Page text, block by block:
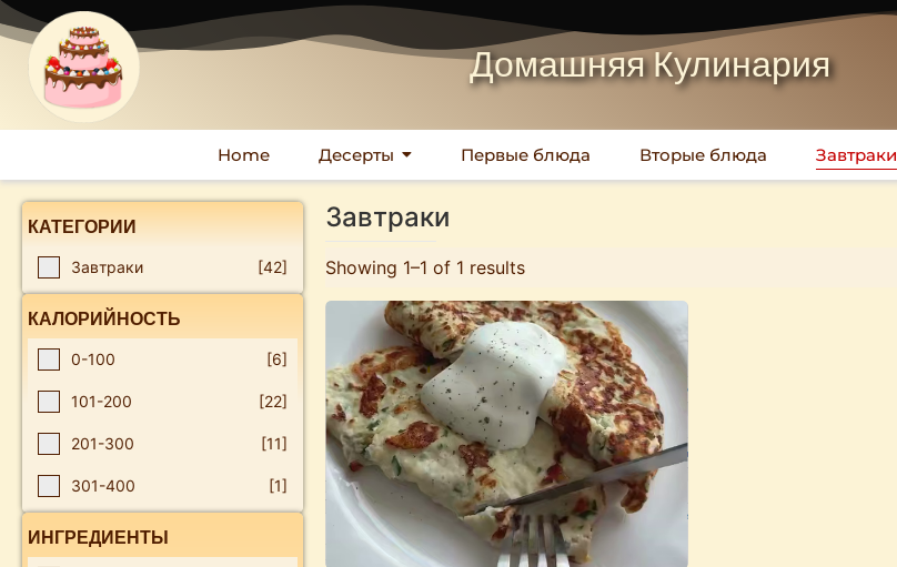
Домашняя Кулинария
Home Десерты Первые блюда Вторые блюда Завтраки
КАТЕГОРИИ
Завтраки [42]
КАЛОРИЙНОСТЬ
0-100 [6]
101-200 [22]
201-300 [11]
301-400 [1]
ИНГРЕДИЕНТЫ
Завтраки
Showing 1–1 of 1 results